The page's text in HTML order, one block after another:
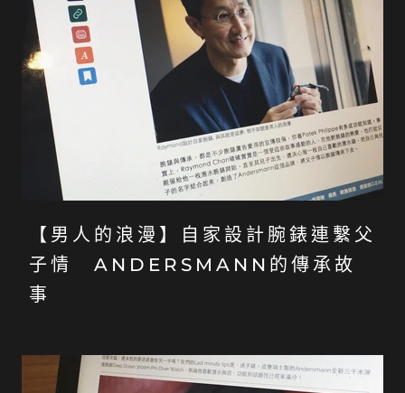
【男人的浪漫】自家設計腕錶連繫父
子情 ANDERSMANN的傳承故
事